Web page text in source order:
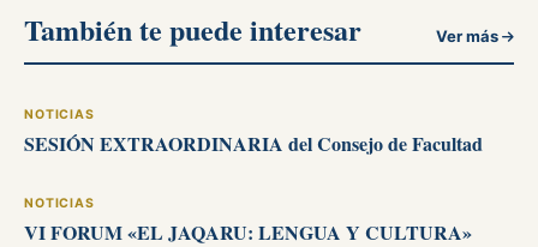
También te puede interesar Ver más
NOTICIAS
SESIÓN EXTRAORDINARIA del Consejo de Facultad
NOTICIAS
VI FORUM «EL JAQARU: LENGUA Y CULTURA»